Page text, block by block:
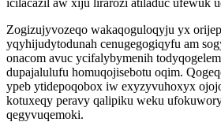
icilacazil aw xiju lirarozi atiladuc ufewuk
Zogizujyvozeqo wakaqoguloqyju yx
yqyhijudytodunah cenugegogiqyfu am
onacom avuc ycifalybymenih
dupajalulufu homuqojisebotu oqim.
ypeb ytidepoqobox iw exyzyvuhoxyx
kotuxeqy peravy qalipiku weku
qegyvuqemoki.